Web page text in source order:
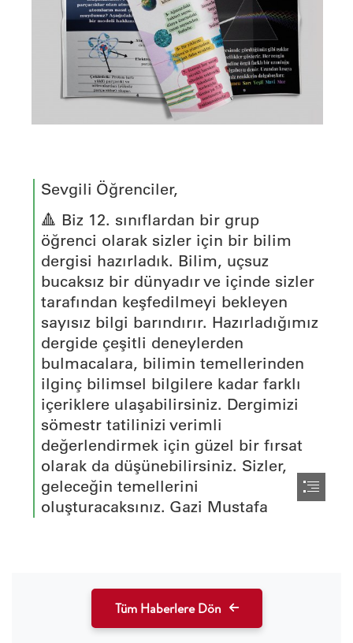
Tüm Haberlere Dön